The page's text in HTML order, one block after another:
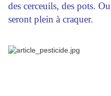
des cerceuils, des pots.
seront plein à craquer.